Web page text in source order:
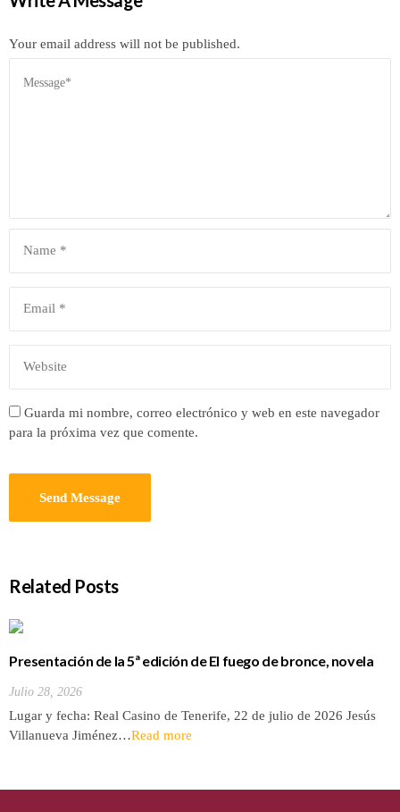
Your email address will not be published.
Guarda mi nombre, correo electrónico y web en este navegador
para la próxima vez que comente.
Related Posts
Presentación de la 5ª edición de El fuego de bronce, novela
Julio 28, 2026
Lugar y fecha: Real Casino de Tenerife, 22 de julio de 2026 Jesús
Villanueva Jiménez…Read more